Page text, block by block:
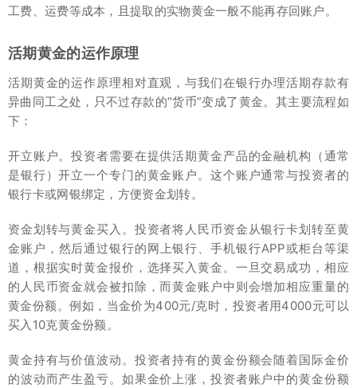
工费、运费等成本，且提取的实物黄金一般不能再存回账户。
活期黄金的运作原理
活期黄金的运作原理相对直观，与我们在银行办理活期存款有
异曲同工之处，只不过存款的“货币”变成了黄金。其主要流程如
下：
开立账户。投资者需要在提供活期黄金产品的金融机构（通常
是银行）开立一个专门的黄金账户。这个账户通常与投资者的
银行卡或网银绑定，方便资金划转。
资金划转与黄金买入。投资者将人民币资金从银行卡划转至黄
金账户，然后通过银行的网上银行、手机银行APP或柜台等渠
道，根据实时黄金报价，选择买入黄金。一旦交易成功，相应
的人民币资金就会被扣除，而黄金账户中则会增加相应重量的
黄金份额。例如，当金价为400元/克时，投资者用4000元可以
买入10克黄金份额。
黄金持有与价值波动。投资者持有的黄金份额会随着国际金价
的波动而产生盈亏。如果金价上涨，投资者账户中的黄金份额